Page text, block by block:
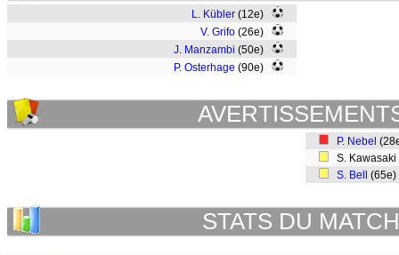
L. Kübler (12e)
V. Grifo (26e)
J. Manzambi (50e)
P. Osterhage (90e)
P. Nebel
S.
S. Bell
STATS DU MATCH